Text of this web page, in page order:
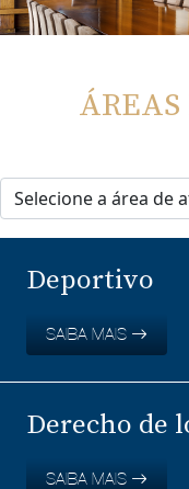
Deportivo
SAIBA MAIS
Derecho de
SAIBA MAIS